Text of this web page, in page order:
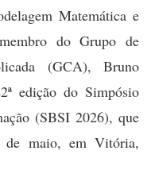
Matemática e
do Grupo de
(GCA), Bruno
edição do Simpósio
(SBSI 2026), que
maio, em Vitória,